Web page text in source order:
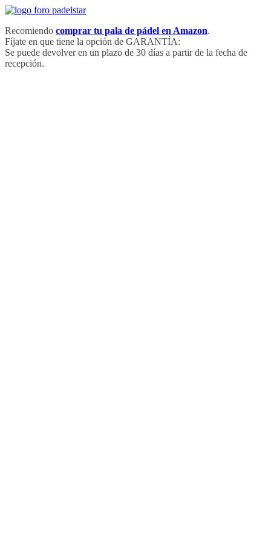
Saltar
contenido
Recomiendo comprar tu pala de pádel en Amazon.
Fíjate en que tiene la opción de GARANTÍA:
Se puede devolver en un plazo de 30 días a partir de la fecha de
recepción.